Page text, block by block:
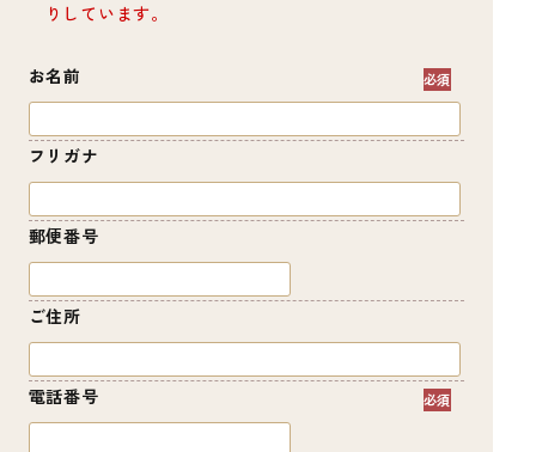
りしています。
お名前
フリガナ
郵便番号
ご住所
電話番号